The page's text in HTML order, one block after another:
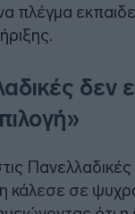
πλέγμα
δεν
Πανελλαδικές
σε